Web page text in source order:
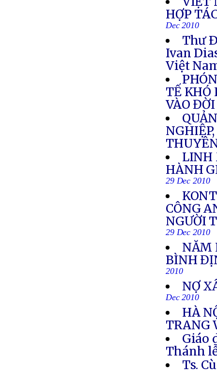
HỢP
Dec 2010
Thư
Ivan
Việt
TẾ KHÓ
VÀO
LINH
HÀNH
29 Dec 2010
CÔNG
NGƯỜI
29 Dec 2010
NĂM
BÌNH
2010
NỢ
Dec 2010
HÀ
TRANG
Giáo
Thánh
Ts.